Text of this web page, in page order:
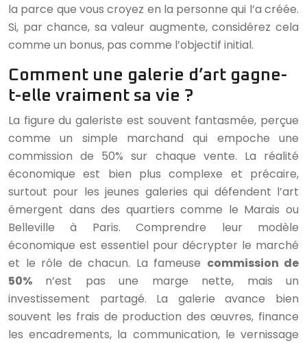
la parce que vous croyez en la personne qui l’a créée.
Si, par chance, sa valeur augmente, considérez cela
comme un bonus, pas comme l’objectif initial.
Comment une galerie d’art gagne-
t-elle vraiment sa vie ?
La figure du galeriste est souvent fantasmée, perçue
comme un simple marchand qui empoche une
commission de 50% sur chaque vente. La réalité
économique est bien plus complexe et précaire,
surtout pour les jeunes galeries qui défendent l’art
émergent dans des quartiers comme le Marais ou
Belleville à Paris. Comprendre leur modèle
économique est essentiel pour décrypter le marché
et le rôle de chacun. La fameuse commission de
50% n’est pas une marge nette, mais un
investissement partagé. La galerie avance bien
souvent les frais de production des œuvres, finance
les encadrements, la communication, le vernissage